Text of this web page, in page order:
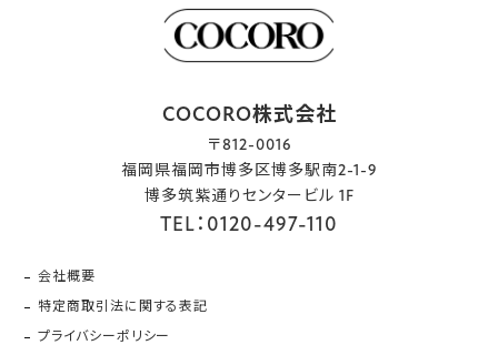
COCORO株式会社
〒812-0016
福岡県福岡市博多区博多駅南2-1-9
博多筑紫通りセンタービル 1F
TEL：0120-497-110
会社概要
特定商取引法に関する表記
プライバシーポリシー